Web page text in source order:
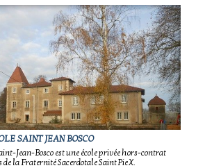
SAINT JEAN BOSCO
Jean-Bosco est une école privée hors-contrat
la Fraternité Sacerdotale Saint Pie X.